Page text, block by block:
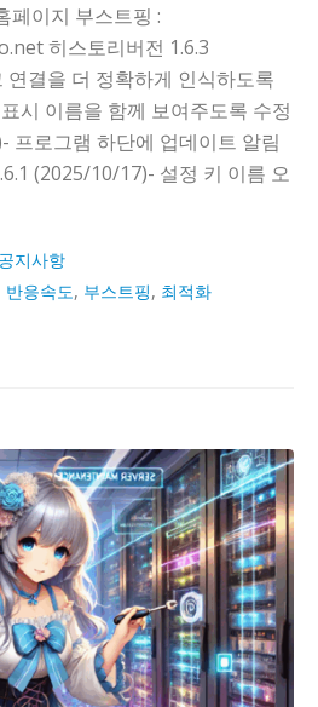
페이지 부스트핑 :
히스토리버전 1.6.3
결을 더 정확하게 인식하도록
시 이름을 함께 보여주도록 수정
프로그램 하단에 업데이트 알림
(2025/10/17)- 설정 키 이름 오
공지사항
반응속도, 부스트핑, 최적화